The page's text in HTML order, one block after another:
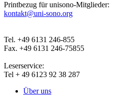
Printbezug für unisono-Mitglieder:
kontakt@uni-sono.org
Tel. +49 6131 246-855
Fax. +49 6131 246-75855
Leserservice:
Tel + 49 6123 92 38 287
Über uns